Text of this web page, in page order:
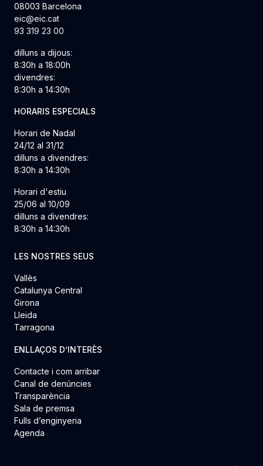
08003 Barcelona
eic@eic.cat
93 319 23 00
dilluns a dijous:
8:30h a 18:00h
divendres:
8:30h a 14:30h
HORARIS ESPECIALS
Horari de Nadal
24/12 al 31/12
dilluns a divendres:
8:30h a 14:30h
Horari d'estiu
25/06 al 10/09
dilluns a divendres:
8:30h a 14:30h
LES NOSTRES SEUS
Vallès
Catalunya Central
Girona
Lleida
Tarragona
ENLLAÇOS D’INTERÈS
Contacte i com arribar
Canal de denúncies
Transparència
Sala de premsa
Fulls d’enginyeria
Agenda